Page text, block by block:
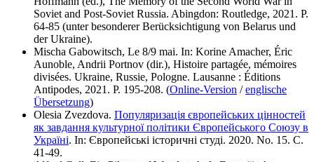
Soviet and Post-Soviet Russia. Abingdon: Routledge, 2021. P.
64-85 (unter besonderer Berücksichtigung von Belarus und
der Ukraine).
Mischa Gabowitsch, Le 8/9 mai. In: Korine Amacher, Éric
Aunoble, Andrii Portnov (dir.), Histoire partagée, mémoires
divisées. Ukraine, Russie, Pologne. Lausanne : Éditions
Antipodes, 2021. P. 195-208. (Online-Version /englische
Übersetzung)
Olesia Zvezdova. Популяризація європейських цінностей
як завдання культурної політики Європейського Союзу в
Україні. In: Європейські історичні студі. 2020. No. 15. С.
41-49.